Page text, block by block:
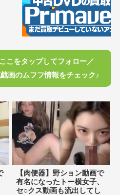
こをタップしてフォロー／
画のムフフ情報をチェック♪
【肉便器】野ション動画で
有名になったトー横女子、
セ○クス動画も流出してし